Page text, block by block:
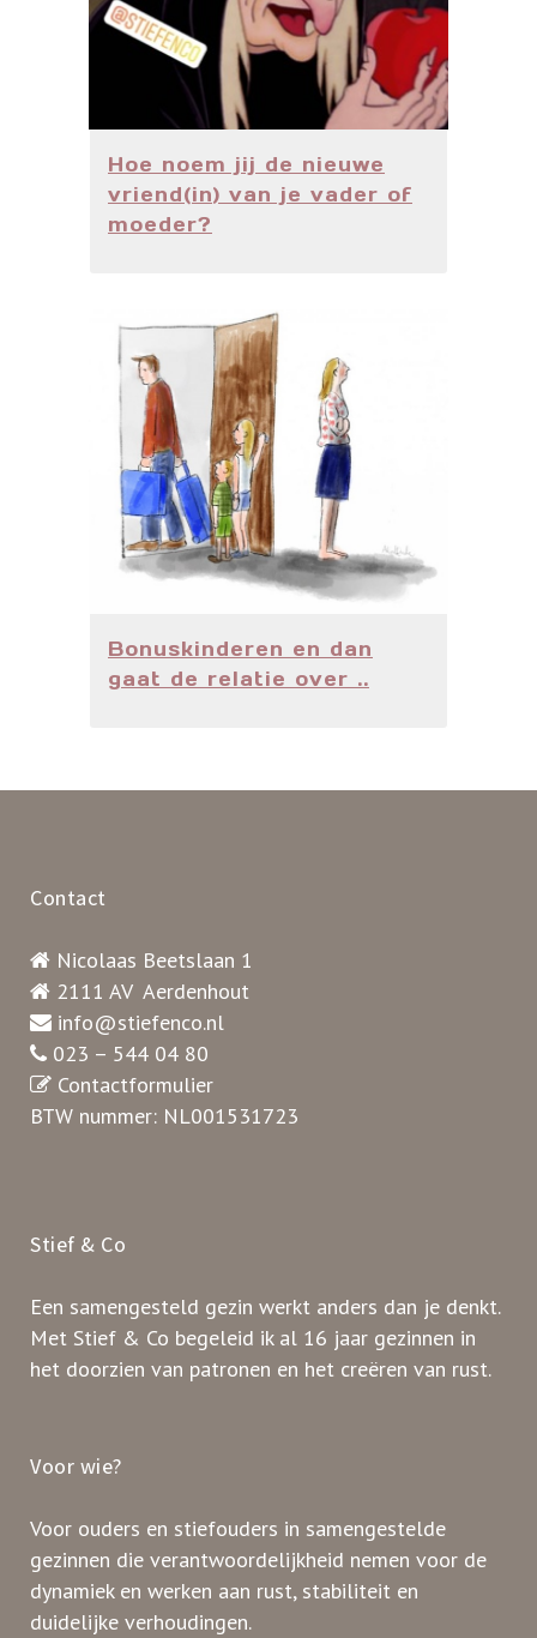
Hoe noem jij de nieuwe
vriend(in) van je vader of
moeder?
Bonuskinderen en dan
gaat de relatie over ..
Contact
Nicolaas Beetslaan 1
2111 AV Aerdenhout
info@stiefenco.nl
023 – 544 04 80
Contactformulier
BTW nummer: NL001531723
Stief & Co
Een samengesteld gezin werkt anders dan je denkt.
Met Stief & Co begeleid ik al 16 jaar gezinnen in
het doorzien van patronen en het creëren van rust.
Voor wie?
Voor ouders en stiefouders in samengestelde
gezinnen die verantwoordelijkheid nemen voor de
dynamiek en werken aan rust, stabiliteit en
duidelijke verhoudingen.